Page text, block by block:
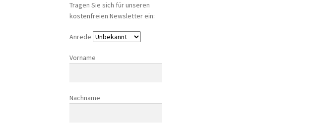
Tragen Sie sich für unseren
kostenfreien Newsletter ein:
Anrede
Vorname
Nachname